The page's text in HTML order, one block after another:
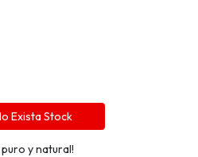
Exista Stock
y natural!